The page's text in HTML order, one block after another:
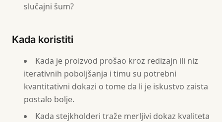
slučajni šum?
Kada koristiti
Kada je proizvod prošao kroz redizajn ili niz
iterativnih poboljšanja i timu su potrebni
kvantitativni dokazi o tome da li je iskustvo zaista
postalo bolje.
Kada stejkholderi traže merljivi dokaz kvaliteta